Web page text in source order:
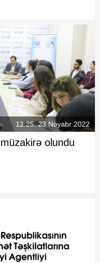
12:25, 23 Noyabr 2022
olundu